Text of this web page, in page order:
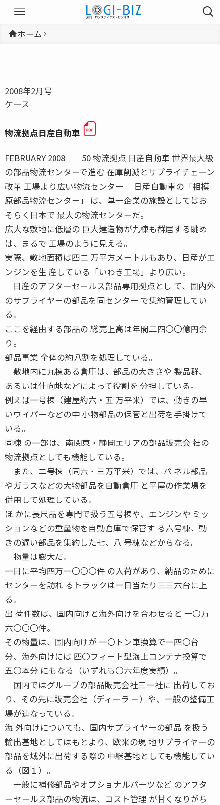
ホーム
2008年2月号
ケース
物流拠点日産自動車
FEBRUARY 2008 50 物流拠点 日産自動車 世界最大級
の部品物流センターで進む 在庫削減とサプライチェーン
改革 工場より広い物流センター 日産自動車の「相模
原部品物流センター」 は、単一企業の施設としてはお
そらく日本で 最大の物流センターだ。
広大な敷地に低層の 巨大建造物が九棟も群居する眺め
は、まるで 工場のように見える。
実際、敷地面積は四二 万平方メートルもあり、日産がエ
ンジンを生 産している「いわき工場」より広い。
日産のアフターセールス部品専用拠点とし て、国内外
のサプライヤーの部品を同センター で集約管理してい
る。
ここを経由する部品の 総売上高は年間二四〇〇億円余
り。
部品事業 全体の約八割を処理している。
敷地内に九棟ある倉庫は、部品の大きさや 製品群、
あるいは仕向地などによって役割を 分担している。
例えば一号棟（建屋約六・五 万平米）では、動きの早
いワイパーなどの中 小物部品の保管と出荷を手掛けて
いる。
同棟 の一部は、南関東・静岡エリアの部品販売会 社の
物流拠点としても機能している。
また、二号棟（同六・三万平米）では、パ ネル部品
やガラスなどの大物部品を自動倉庫 と平屋の作業場を
併用して処理している。
ほ かに長尺品を専門で扱う五号棟や、エンジンや ミッ
ションなどの重量物を自動倉庫で保管す る六号棟、動
きの遅い部品を集約した七、八 号棟などからなる。
物量は膨大だ。
一日に平均四万一〇〇〇件 の入荷があり、納品のために
センターを訪れ るトラックは一日当たり三三六台に上
る。
出 荷件数は、国内向けと海外向けを合わせると 一〇万
六〇〇〇件。
その物量は、国内向けが 一〇トン車換算で一四〇台
分、海外向けには 四〇フィート型海上コンテナ換算で
五〇本分 にもなる（いずれも〇六年度実績）。
国内ではグループの部品販売会社三一社に 出荷してお
り、その先に販売会社（ディーラ ー）や、一般の整備工
場が連なっている。
海 外向けについても、国内サプライヤーの部品 を扱う
輸出基地としてはもとより、欧米の現 地サプライヤーの
部品を域外に出荷する際の 中継基地としても機能してい
る（図１）。
一般に補修部品やオプショナルパーツなど のアフタ
ーセールス部品の物流は、コスト管理 が甘くなりがち